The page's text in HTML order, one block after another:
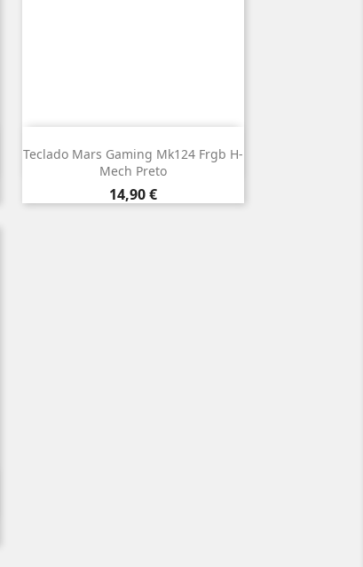
Teclado Mars Gaming Mk124 Frgb H-
Mech Preto
Preço
14,90 €
 Vista rápida